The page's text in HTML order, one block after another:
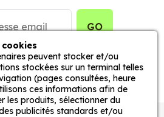
de votre choix avec nos
toutes surfaces
poreuses.
de stickers et autocollants,
d’une pièce, d’une voiture,
GO
cookies
peuvent stocker et/ou
stockées sur un terminal telles
(pages consultées, heure
ces informations afin de
les produits, sélectionner du
publicités standards et/ou